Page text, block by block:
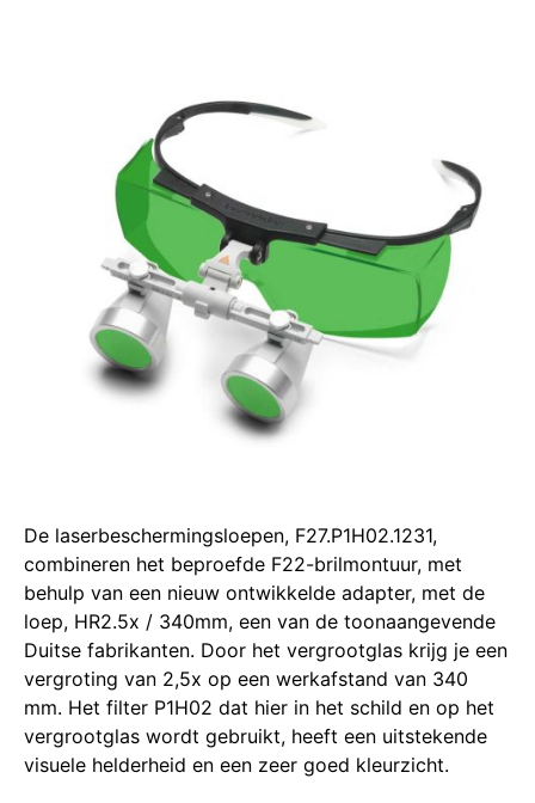
De laserbeschermingsloepen, F27.P1H02.1231,
combineren het beproefde F22-brilmontuur, met
behulp van een nieuw ontwikkelde adapter, met de
loep, HR2.5x / 340mm, een van de toonaangevende
Duitse fabrikanten. Door het vergrootglas krijg je een
vergroting van 2,5x op een werkafstand van 340
mm. Het filter P1H02 dat hier in het schild en op het
vergrootglas wordt gebruikt, heeft een uitstekende
visuele helderheid en een zeer goed kleurzicht.